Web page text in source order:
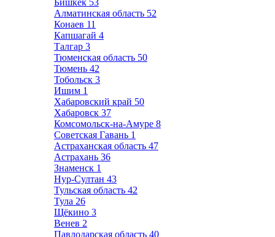
Бишкек 53
Алматинская область 52
Конаев 11
Капшагай 4
Талгар 3
Тюменская область 50
Тюмень 42
Тобольск 3
Ишим 1
Хабаровский край 50
Хабаровск 37
Комсомольск-на-Амуре 8
Советская Гавань 1
Астраханская область 47
Астрахань 36
Знаменск 1
Нур-Султан 43
Тульская область 42
Тула 26
Щёкино 3
Венев 2
Павлодарская область 40